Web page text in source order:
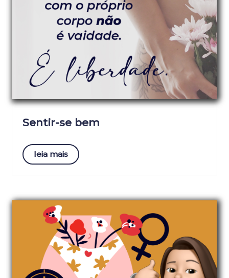
Sentir-se bem
leia mais